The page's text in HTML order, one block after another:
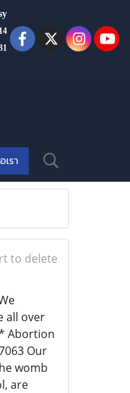
y
รา
to delete
all over
Abortion
Our
womb
are